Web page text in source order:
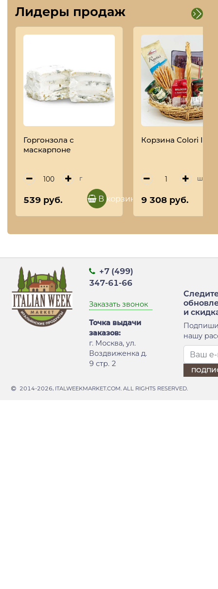
Лидеры продаж
Горгонзола с
маскарпоне
г
539 руб. В корзину
Корзина Colori
шт
9 308 руб.
+7 (499)
347-61-66
Заказать звонок
Точка выдачи
заказов:
г. Москва, ул.
Воздвиженка д.
9 стр. 2
и
нашу
2014-2026, ITALWEEKMARKET.COM. ALL RIGHTS RESERVED.